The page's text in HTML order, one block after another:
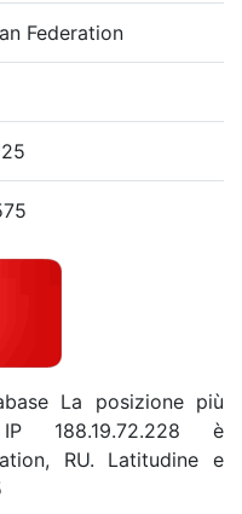
Federation
La posizione più
188.19.72.228 è
RU. Latitudine e